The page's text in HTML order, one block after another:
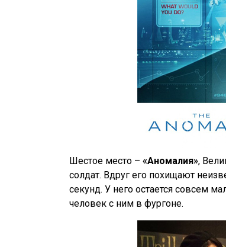
Шестое место – «Аномалия»,
солдат. Вдруг его похищают
секунд. У него остается совсем
человек с ним в фургоне.